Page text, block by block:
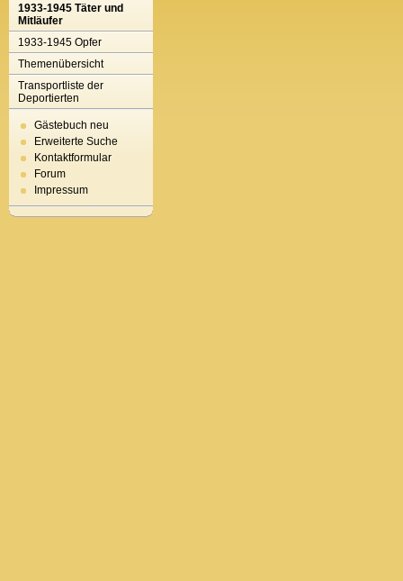
1933-1945 Täter und
Mitläufer
1933-1945 Opfer
Themenübersicht
Transportliste der
Deportierten
Gästebuch neu
Erweiterte Suche
Kontaktformular
Forum
Impressum